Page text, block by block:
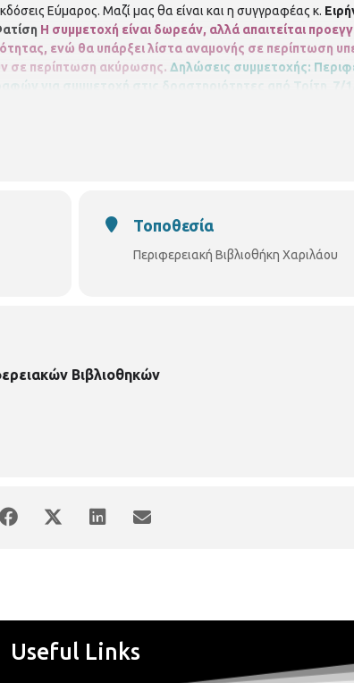
Εύμαρος. Μαζί μας θα είναι και η συγγραφέας κ.
Η συμμετοχή είναι δωρεάν, αλλά απαιτείται
ενώ θα υπάρξει λίστα αναμονής σε περίπτωση
σε περίπτωση ακύρωσης. Δηλώσεις συμμετοχής:
για συμμετοχή στις δραστηριότητες από Τρίτη 7/1/
Τοποθεσία
Περιφερειακή Βιβλιοθήκη Χαριλάου
Βιβλιοθηκών
Useful Links